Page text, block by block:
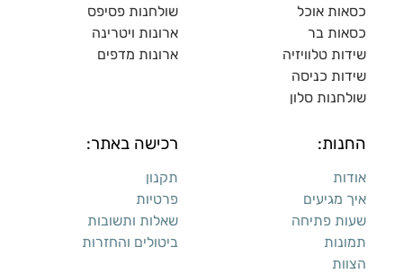
כסאות אוכל
כסאות בר
שידות טלוויזיה
שידות כניסה
שולחנות סלון
שולחנות פסיפס
ארונות ויטרינה
ארונות מדפים
החנות:
אודות
איך מגיעים
שעות פתיחה
תמונות
הצוות
רכישה באתר:
תקנון
פרטיות
שאלות ותשובות
ביטולים והחזרות